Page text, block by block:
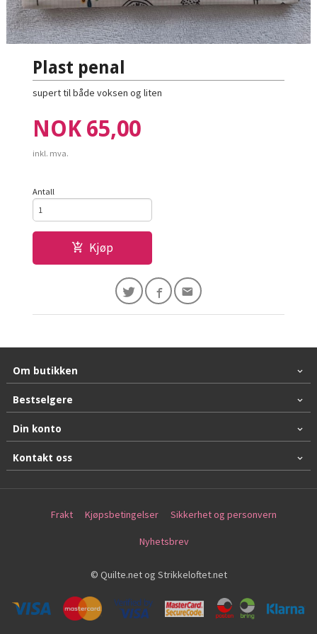
Plast penal
supert til både voksen og liten
Pris
NOK 65,00
inkl. mva.
Antall
Kjøp
Om butikken
Bestselgere
Din konto
Kontakt oss
Frakt Kjøpsbetingelser Sikkerhet og personvern
Nyhetsbrev
© Quilte.net og Strikkeloftet.net